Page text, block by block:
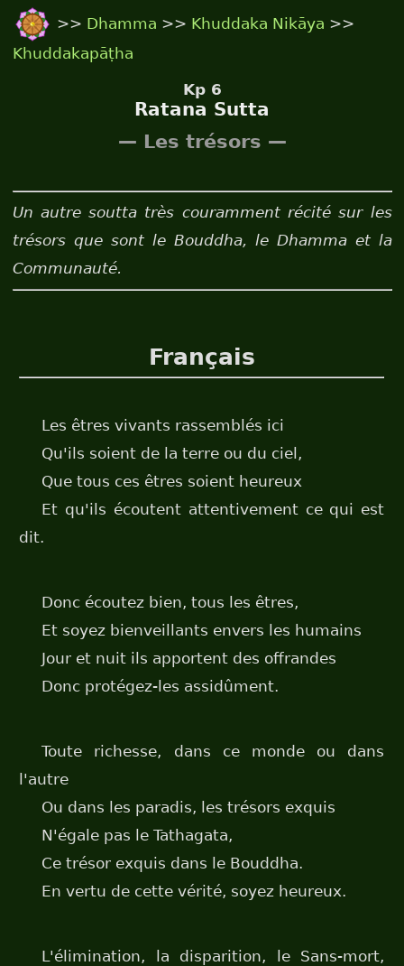
>> Dhamma >> Khuddaka Nikāya >>
Khuddakapāṭha
Kp 6
Ratana Sutta
— Les trésors —
Un autre soutta très couramment récité sur les
trésors que sont le Bouddha, le Dhamma et la
Communauté.
Français
Les êtres vivants rassemblés ici
Qu'ils soient de la terre ou du ciel,
Que tous ces êtres soient heureux
Et qu'ils écoutent attentivement ce qui est
dit.
Donc écoutez bien, tous les êtres,
Et soyez bienveillants envers les humains
Jour et nuit ils apportent des offrandes
Donc protégez-les assidûment.
Toute richesse, dans ce monde ou dans
l'autre
Ou dans les paradis, les trésors exquis
N'égale pas le Tathagata,
Ce trésor exquis dans le Bouddha.
En vertu de cette vérité, soyez heureux.
L'élimination, la disparition, le Sans-mort,